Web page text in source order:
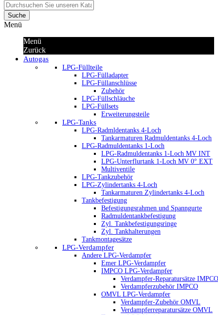
Suche
Menü
Menü
Zurück
Autogas
LPG-Füllteile
LPG-Fülladapter
LPG-Füllanschlüsse
Zubehör
LPG-Füllschläuche
LPG-Füllsets
Erweiterungsteile
LPG-Tanks
LPG-Radmldentanks 4-Loch
Tankarmaturen Radmuldentanks 4-Loch
LPG-Radmuldentanks 1-Loch
LPG-Radmuldentanks 1-Loch MV INT
LPG-Unterflurtank 1-Loch MV 0° EXT
Multiventile
LPG-Tankzubehör
LPG-Zylindertanks 4-Loch
Tankarmaturen Zylindertanks 4-Loch
Tankbefestigung
Befestigungsrahmen und Spanngurte
Radmuldentankbefestigung
Zyl. Tankbefestigungsringe
Zyl. Tankhalterungen
Tankmontagesätze
LPG-Verdampfer
Andere LPG-Verdampfer
Emer LPG-Verdampfer
IMPCO LPG-Verdampfer
Verdampfer-Reparatursätze IMPCO
Verdampferzubehör IMPCO
OMVL LPG-Verdampfer
Verdampfer-Zubehör OMVL
Verdampferreparatursätze OMVL